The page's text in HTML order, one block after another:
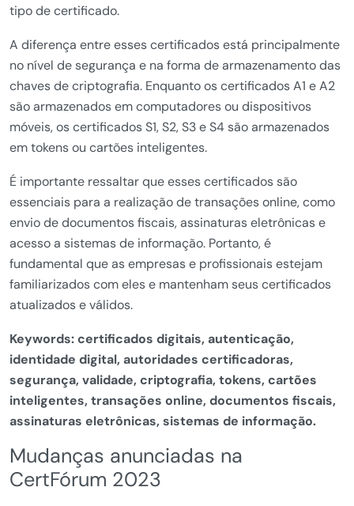
tipo de certificado.
A diferença entre esses certificados está principalmente
no nível de segurança e na forma de armazenamento das
chaves de criptografia. Enquanto os certificados A1 e A2
são armazenados em computadores ou dispositivos
móveis, os certificados S1, S2, S3 e S4 são armazenados
em tokens ou cartões inteligentes.
É importante ressaltar que esses certificados são
essenciais para a realização de transações online, como
envio de documentos fiscais, assinaturas eletrônicas e
acesso a sistemas de informação. Portanto, é
fundamental que as empresas e profissionais estejam
familiarizados com eles e mantenham seus certificados
atualizados e válidos.
Keywords: certificados digitais, autenticação,
identidade digital, autoridades certificadoras,
segurança, validade, criptografia, tokens, cartões
inteligentes, transações online, documentos fiscais,
assinaturas eletrônicas, sistemas de informação.
Mudanças anunciadas na
CertFórum 2023